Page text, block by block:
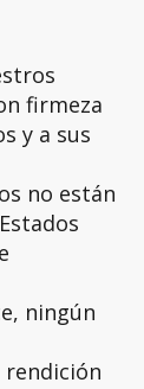
firmeza
y a sus
no están
ningún
rendición